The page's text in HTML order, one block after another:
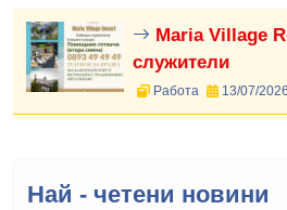
Maria Village
служители
Работа 13/07/2026
Най - четени новини